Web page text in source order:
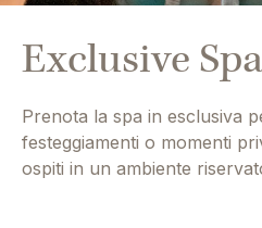
Exclusive
Prenota la spa in esclusiva
festeggiamenti o momenti
ospiti in un ambiente